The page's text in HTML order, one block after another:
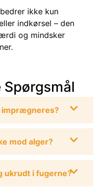
ikke kun
indkørsel – den
og mindsker
imprægneres?
mod alger?
ukrudt i fugerne?